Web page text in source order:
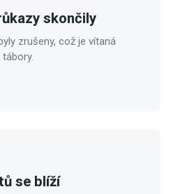
skončily
zrušeny, což je vítaná
se blíží